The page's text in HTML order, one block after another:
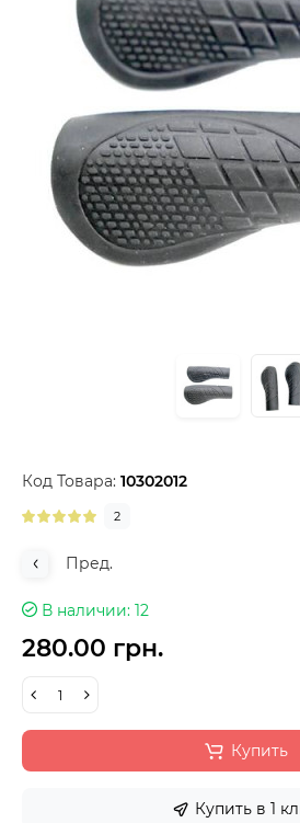
Код Товара: 10302012
2
Пред.
В наличии 12
280.00 грн.
Купить
Купить в 1